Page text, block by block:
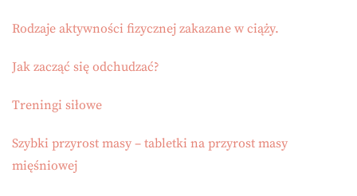
Rodzaje aktywności fizycznej zakazane w ciąży.
Jak zacząć się odchudzać?
Treningi siłowe
Szybki przyrost masy – tabletki na przyrost masy
mięśniowej